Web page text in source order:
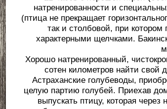
натренированности и
(птица не прекращает
так и столбовой, при котором
характерными щелчками.
Хорошо натренированный,
сотен километров найти свой
Астраханские голубеводы,
целую партию голубей. Приехав
выпускать птицу, которая